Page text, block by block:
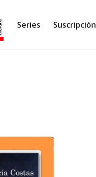
Series Suscripción